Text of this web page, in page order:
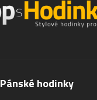
Pánské hodinky